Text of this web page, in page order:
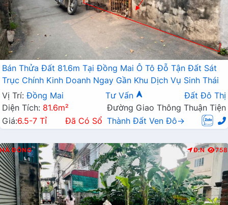
Bán Thửa Đất 81.6m Tại Đồng Mai Ô Tô Đỗ Tận Đất Sát
Trục Chính Kinh Doanh Ngay Gần Khu Dịch Vụ Sinh Thái
Vị Trí: Đồng Mai Tư Vấn
Đất Đô Thị
Diện Tích: 81.6m²
Đường Giao Thông Thuận Tiện
Giá:6.5-7 Tỉ Đã Có Sổ Thành Đất Ven Đô→
HÀ ĐÔNG Đ.N 758